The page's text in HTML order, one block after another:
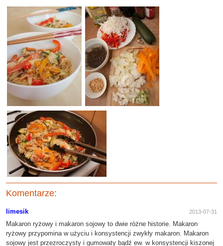
Komentarze:
limesik 2013-07-31
Makaron ryżowy i makaron sojowy to dwie różne historie. Makaron
ryżowy przypomina w użyciu i konsystencji zwykły makaron. Makaron
sojowy jest przezroczysty i gumowaty bądź ew. w konsystencji kiszonej